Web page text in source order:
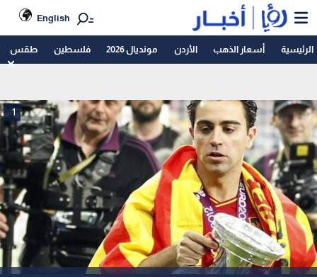
English
الرئيسية أسعار الذهب الأردن مونديال 2026 فلسطين طقس
1